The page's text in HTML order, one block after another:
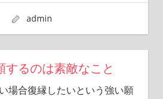
admin
するのは素敵なこと
場合復縁したいという強い願